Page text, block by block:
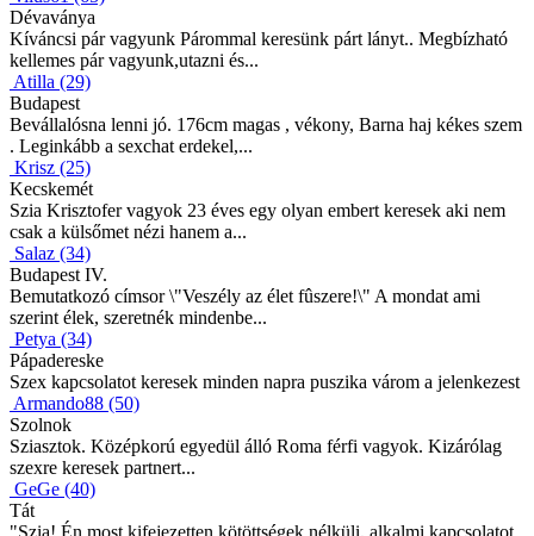
Dévaványa
Kíváncsi pár vagyunk Párommal keresünk párt lányt.. Megbízható
kellemes pár vagyunk,utazni és...
Atilla (29)
Budapest
Bevállalósna lenni jó. 176cm magas , vékony, Barna haj kékes szem
. Leginkább a sexchat erdekel,...
Krisz (25)
Kecskemét
Szia Krisztofer vagyok 23 éves egy olyan embert keresek aki nem
csak a külsőmet nézi hanem a...
Salaz (34)
Budapest IV.
Bemutatkozó címsor \"Veszély az élet fûszere!\" A mondat ami
szerint élek, szeretnék mindenbe...
Petya (34)
Pápadereske
Szex kapcsolatot keresek minden napra puszika várom a jelenkezest
Armando88 (50)
Szolnok
Sziasztok. Középkorú egyedül álló Roma férfi vagyok. Kizárólag
szexre keresek partnert...
GeGe (40)
Tát
"Szia! Én most kifejezetten kötöttségek nélküli, alkalmi kapcsolatot